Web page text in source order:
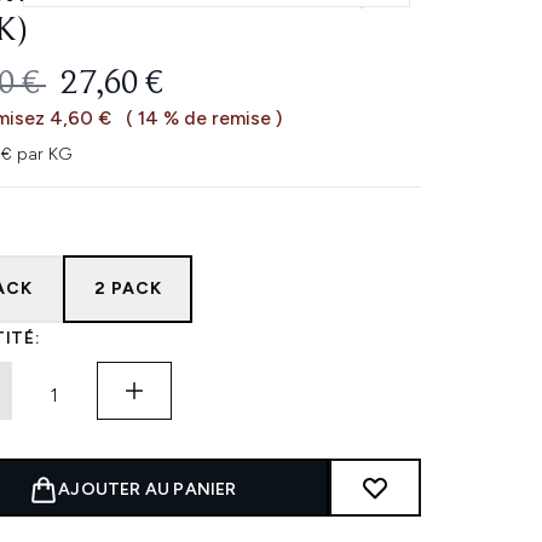
DE VENTE :
€ PRIX ​​ACTUEL :
27,60 €
4,60 € ( 14 % de remise )
par KG
2 PACK
AJOUTER AU PANIER